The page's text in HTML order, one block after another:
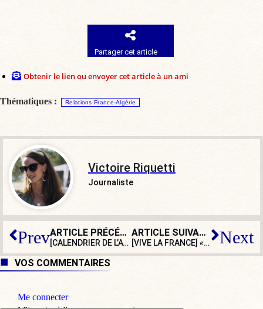
Partager cet article
Obtenir le lien ou envoyer cet article à un ami
Thématiques : Relations France-Algérie
Victoire Riquetti
Journaliste
Prev ARTICLE PRÉCÉDENT
[CALENDRIER DE L’AVENT] Case n° 14 : L’Histoire de France racontée aux enfants en 25 œuvres d’art
ARTICLE SUIVANT
[VIVE LA FRANCE] « Un pays extrêmement généreux et hospitalier » Next
VOS COMMENTAIRES
Me connecter